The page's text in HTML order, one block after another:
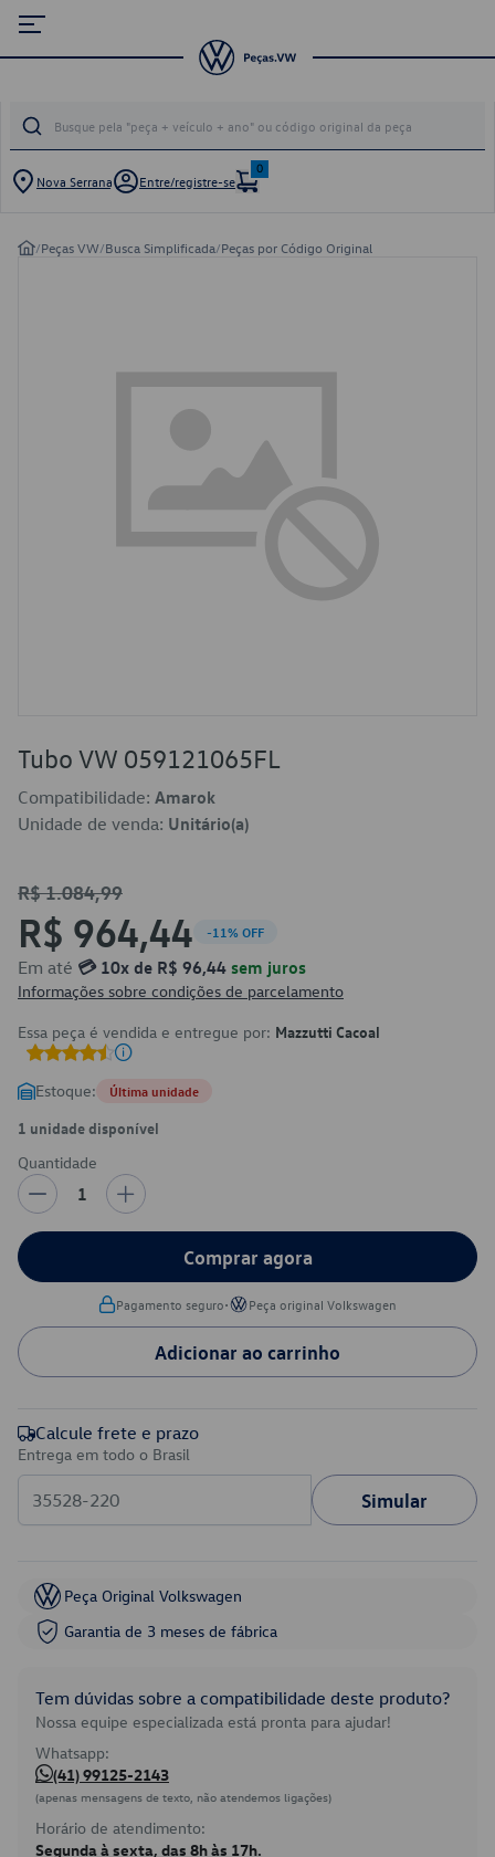
Nova Serrana Entre/registre-se
0
/Peças VW/Busca Simplificada/Peças por Código Original
Tubo VW 059121065FL
Compatibilidade: Amarok
Unidade de venda: Unitário(a)
R$ 1.084,99
R$ 964,44 -11% OFF
Em até 💳 10x de R$ 96,44 sem juros
Informações sobre condições de parcelamento
Essa peça é vendida e entregue por: Mazzutti Cacoal
Estoque: Última unidade
1 unidade disponível
Quantidade
1
Comprar agora
Pagamento seguro• Peça original Volkswagen
Adicionar ao carrinho
Calcule frete e prazo
Entrega em todo o Brasil
Simular
Peça Original Volkswagen
Garantia de 3 meses de fábrica
Tem dúvidas sobre a compatibilidade deste produto?
Nossa equipe especializada está pronta para ajudar!
Whatsapp:
(41) 99125-2143
(apenas mensagens de texto, não atendemos ligações)
Horário de atendimento:
Segunda à sexta, das 8h às 17h.